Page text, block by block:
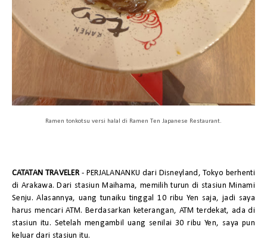
Ramen tonkotsu versi halal di Ramen Ten Japanese Restaurant.
CATATAN TRAVELER - PERJALANANKU dari Disneyland, Tokyo berhenti
di Arakawa. Dari stasiun Maihama, memilih turun di stasiun Minami
Senju. Alasannya, uang tunaiku tinggal 10 ribu Yen saja, jadi saya
harus mencari ATM. Berdasarkan keterangan, ATM terdekat, ada di
stasiun itu. Setelah mengambil uang senilai 30 ribu Yen, saya pun
keluar dari stasiun itu.